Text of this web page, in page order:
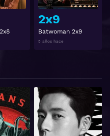
2x9
Batwoman 2x9
5 años hace